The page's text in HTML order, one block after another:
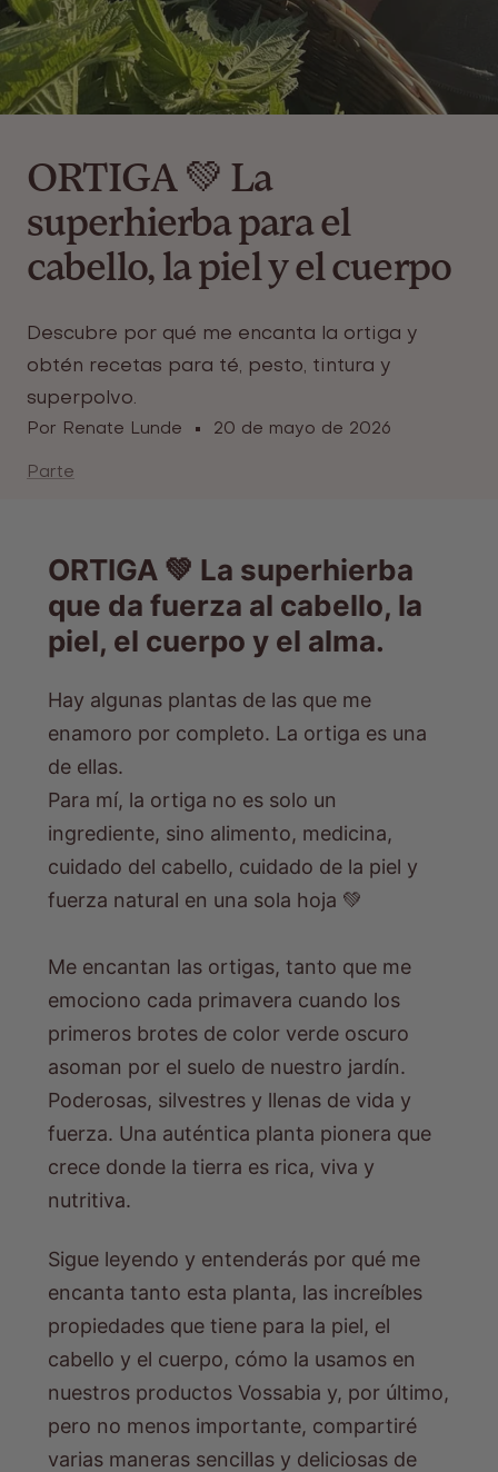
ORTIGA 💚 La
superhierba para el
cabello, la piel y el cuerpo
Descubre por qué me encanta la ortiga y
obtén recetas para té, pesto, tintura y
superpolvo.
Por Renate Lunde 20 de mayo de 2026
Parte
ORTIGA 💚 La superhierba
que da fuerza al cabello, la
piel, el cuerpo y el alma.
Hay algunas plantas de las que me
enamoro por completo. La ortiga es una
de ellas.
Para mí, la ortiga no es solo un
ingrediente, sino alimento, medicina,
cuidado del cabello, cuidado de la piel y
fuerza natural en una sola hoja 💚
Me encantan las ortigas, tanto que me
emociono cada primavera cuando los
primeros brotes de color verde oscuro
asoman por el suelo de nuestro jardín.
Poderosas, silvestres y llenas de vida y
fuerza. Una auténtica planta pionera que
crece donde la tierra es rica, viva y
nutritiva.
Sigue leyendo y entenderás por qué me
encanta tanto esta planta, las increíbles
propiedades que tiene para la piel, el
cabello y el cuerpo, cómo la usamos en
nuestros productos Vossabia y, por último,
pero no menos importante, compartiré
varias maneras sencillas y deliciosas de